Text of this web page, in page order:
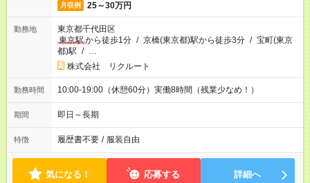
月収例 25～30万円
勤務地
東京都千代田区
東京駅から徒歩1分 / 京橋(東京都)駅から徒歩3分 / 宝町(東京
都)駅 / …
株式会社 リクルート
勤務時間 10:00-19:00（休憩60分）実働8時間（残業少なめ！）
期間 即日～長期
特徴 履歴書不要 / 服装自由
気になる！ 応募する 詳細へ